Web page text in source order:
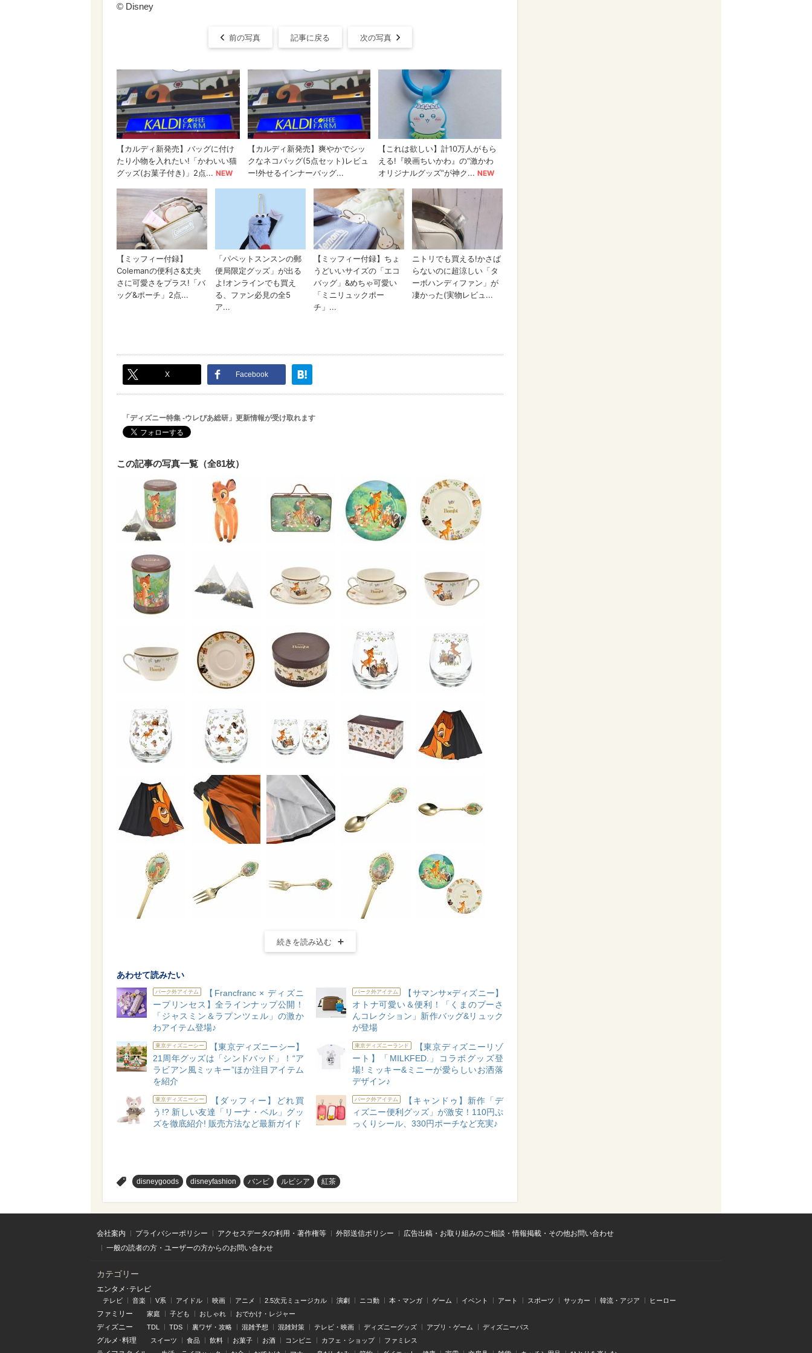
© ︎Disney
前の写真 記事に戻る 次の写真
X Facebook
「ディズニー特集 -ウレぴあ総研」更新情報が受け取れます
この記事の写真一覧（全81枚）
続きを読み込む
あわせて読みたい
パーク外アイテム
【Francfranc × ディズニ
ープリンセス】全ラインナップ公開！
「ジャスミン＆ラプンツェル」の激か
わアイテム登場♪
パーク外アイテム
【サマンサ×ディズニー】
オトナ可愛い＆便利！「くまのプーさ
んコレクション」新作バッグ&リュック
が登場
東京ディズニーシー
【東京ディズニーシー】
21周年グッズは「シンドバッド」！“ア
ラビアン風ミッキー”ほか注目アイテム
を紹介
東京ディズニーランド
【東京ディズニーリゾ
ート】「MILKFED.」コラボグッズ登
場! ミッキー&ミニーが愛らしいお洒落
デザイン♪
東京ディズニーシー
【ダッフィー】どれ買
う!? 新しい友達「リーナ・ベル」グッ
ズを徹底紹介! 販売方法など最新ガイド
パーク外アイテム
【キャンドゥ】新作「デ
ィズニー便利グッズ」が激安！110円ぷ
っくりシール、330円ポーチなど充実♪
disneygoods disneyfashion バンビ ルピシア 紅茶
会社案内 プライバシーポリシー アクセスデータの利用・著作権等 外部送信ポリシー
広告出稿・お取り組みのご相談・情報掲載・その他お問い合わせ
一般の読者の方・ユーザーの方からのお問い合わせ
カテゴリー
エンタメ･テレビ
テレビ 音楽 V系 アイドル 映画 アニメ 2.5次元ミュージカル 演劇 ニコ動 本・マンガ ゲーム イベント アート スポーツ サッカー 韓流・アジア ヒーロー
ファミリー 家庭 子ども おしゃれ おでかけ・レジャー
ディズニー TDL TDS 裏ワザ・攻略 混雑予想 混雑対策 テレビ・映画 ディズニーグッズ アプリ・ゲーム ディズニーパス
グルメ･料理 スイーツ 食品 飲料 お菓子 お酒 コンビニ カフェ・ショップ ファミレス